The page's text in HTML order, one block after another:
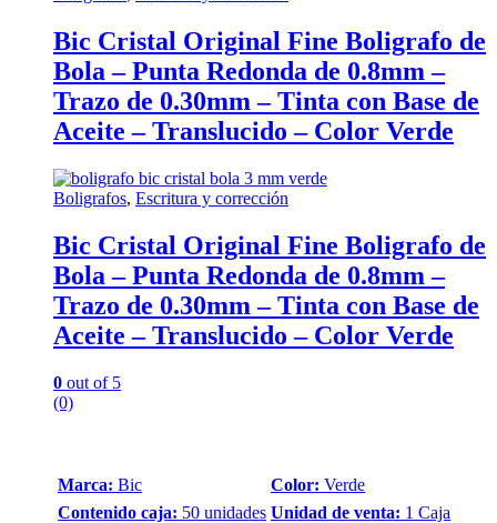
Bic Cristal Original Fine Boligrafo de
Bola – Punta Redonda de 0.8mm –
Trazo de 0.30mm – Tinta con Base de
Aceite – Translucido – Color Verde
Boligrafos, Escritura y corrección
Bic Cristal Original Fine Boligrafo de
Bola – Punta Redonda de 0.8mm –
Trazo de 0.30mm – Tinta con Base de
Aceite – Translucido – Color Verde
0 out of 5
(0)
Marca: Bic Color: Verde
Contenido caja: 50 unidades Unidad de venta: 1 Caja